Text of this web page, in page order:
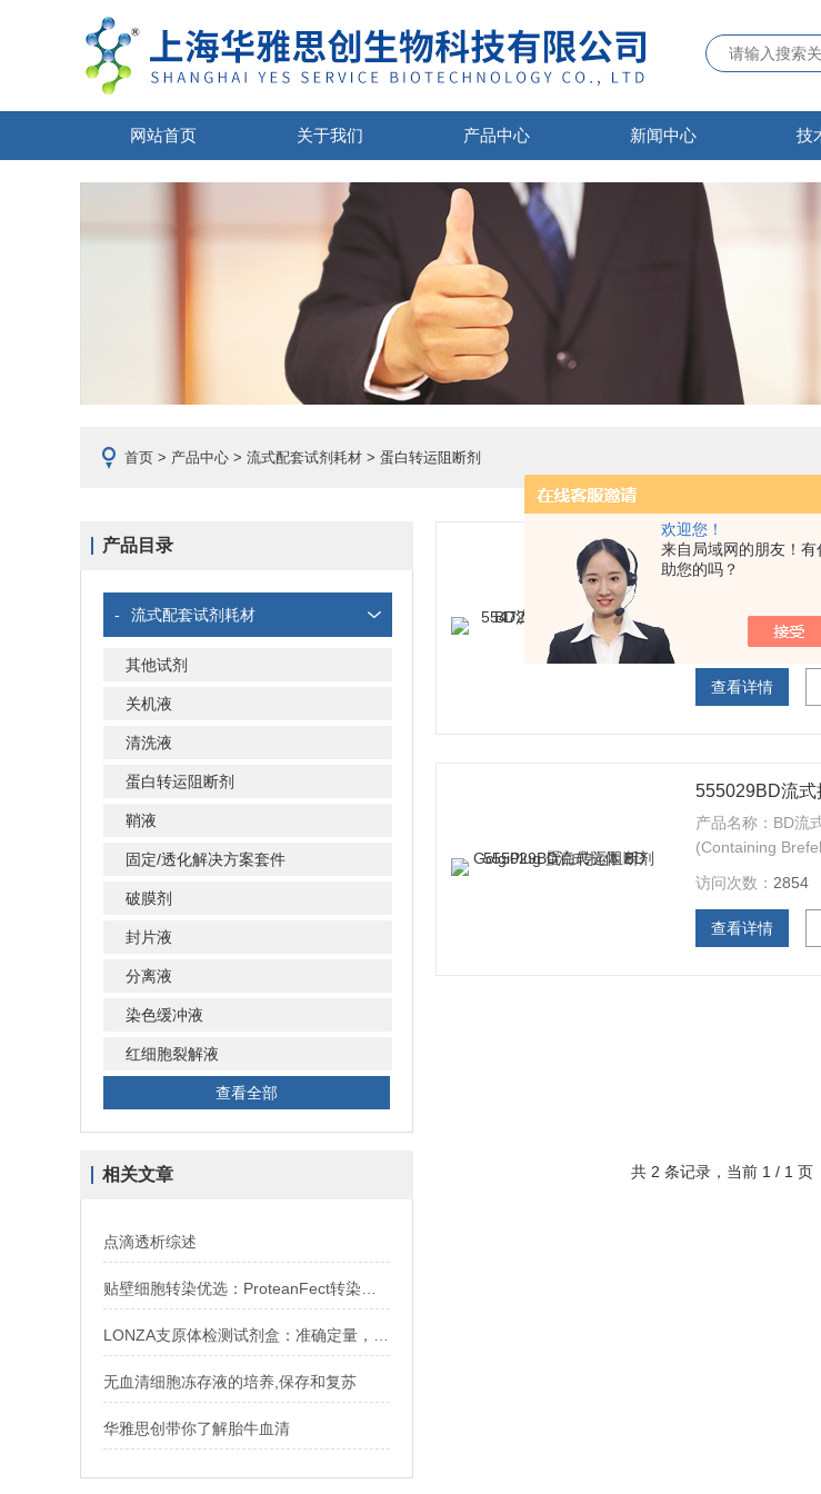
欢迎您！
来自局域网的朋友！有
助您的吗？
网站首页 关于我们 产品中心 新闻中心 技
首页 > 产品中心 > 流式配套试剂耗材 > 蛋白转运阻断剂
产品目录
- 流式配套试剂耗材
其他试剂
关机液
清洗液
蛋白转运阻断剂
鞘液
固定/透化解决方案套件
破膜剂
封片液
分离液
染色缓冲液
红细胞裂解液
查看全部
相关文章
点滴透析综述
无血清细胞冻存液的培养,保存和复苏
华雅思创带你了解胎牛血清
BD流式抗体系
BD流式抗体系列
买试剂，找华雅
访问次数：1996
查看详情
555029BD流式
产品名称：BD流
(Containing
产品品牌：BD
访问次数： 2854
查看详情
共 2 条记录，当前 1 / 1